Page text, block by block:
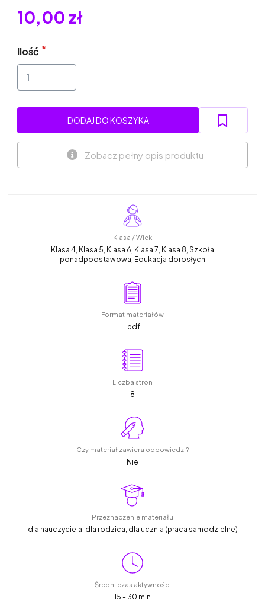
10,00 zł
Ilość
DODAJ DO KOSZYKA
Zobacz pełny opis produktu
Klasa / Wiek
Klasa 4, Klasa 5, Klasa 6, Klasa 7, Klasa 8, Szkoła
ponadpodstawowa, Edukacja dorosłych
Format materiałów
.pdf
Liczba stron
8
Czy materiał zawiera odpowiedzi?
Nie
Przeznaczenie materiału
dla nauczyciela, dla rodzica, dla ucznia (praca samodzielne)
Średni czas aktywności
15 - 30 min